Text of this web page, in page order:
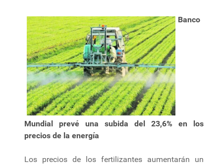
Banco
Mundial prevé una subida del 23,6% en los
precios de la energía
Los precios de los fertilizantes aumentarán un